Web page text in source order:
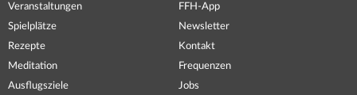
Veranstaltungen
Spielplätze
Rezepte
Meditation
Ausflugsziele
FFH-App
Newsletter
Kontakt
Frequenzen
Jobs